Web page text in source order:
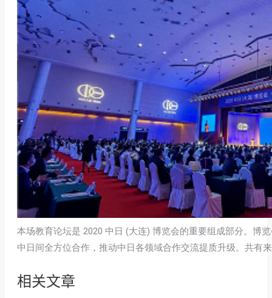
本场教育论坛是 2020 中日 (大连) 博览会的重要组成部分。博
中日间全方位合作，推动中日各领域合作交流提质升级。共有
相关文章